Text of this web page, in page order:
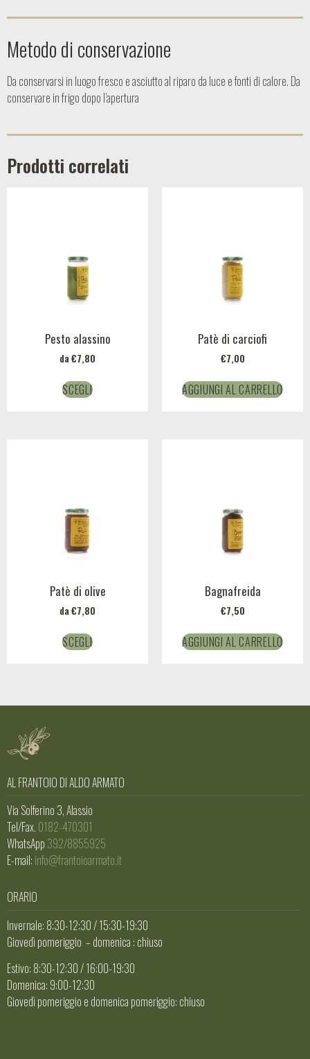
Metodo di conservazione
Da conservarsi in luogo fresco e asciutto al riparo da luce e fonti di calore. Da
conservare in frigo dopo l’apertura
Prodotti correlati
Pesto alassino
da €7,80
SCEGLI
Patè di carciofi
€7,00
AGGIUNGI AL CARRELLO
Patè di olive
da €7,80
SCEGLI
Bagnafreida
€7,50
AGGIUNGI AL CARRELLO
AL FRANTOIO DI ALDO ARMATO
Via Solferino 3, Alassio
Tel/Fax. 0182-470301
WhatsApp 392/8855925
E-mail: info@frantoioarmato.it
ORARIO
Invernale: 8:30-12:30 / 15:30-19:30
Giovedì pomeriggio – domenica : chiuso
Estivo: 8:30-12:30 / 16:00-19:30
Domenica: 9:00-12:30
Giovedì pomeriggio e domenica pomeriggio: chiuso